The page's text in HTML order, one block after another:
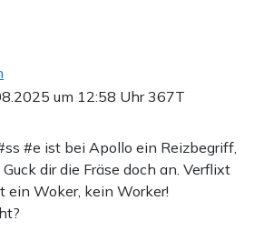
um 12:58 Uhr367T
#e ist bei Apollo ein Reizbegriff,
dir die Fräse doch an. Verflixt
ein Woker, kein Worker!